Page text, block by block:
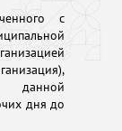
с
данной
дня до